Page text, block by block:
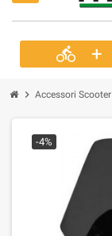
directions_bike +
chevron_right Accessori Scooter
-4%